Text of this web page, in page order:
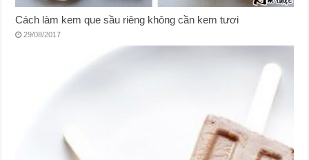
Cách làm kem que sầu riêng không cần kem tươi
29/08/2017